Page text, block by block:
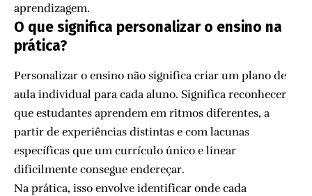
aprendizagem.
O que significa personalizar o ensino na
prática?
Personalizar o ensino não significa criar um plano de
aula individual para cada aluno. Significa reconhecer
que estudantes aprendem em ritmos diferentes, a
partir de experiências distintas e com lacunas
específicas que um currículo único e linear
dificilmente consegue endereçar.
Na prática, isso envolve identificar onde cada